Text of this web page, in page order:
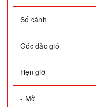
Số cánh
Góc đảo gió
Hẹn giờ
- Mở